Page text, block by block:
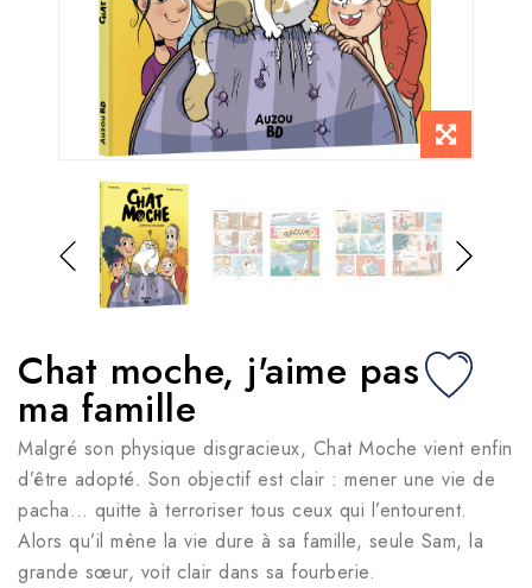
Chat moche, j'aime pas
ma famille
Malgré son physique disgracieux, Chat Moche vient enfin
d’être adopté. Son objectif est clair : mener une vie de
pacha… quitte à terroriser tous ceux qui l’entourent.
Alors qu’il mène la vie dure à sa famille, seule Sam, la
grande sœur, voit clair dans sa fourberie.